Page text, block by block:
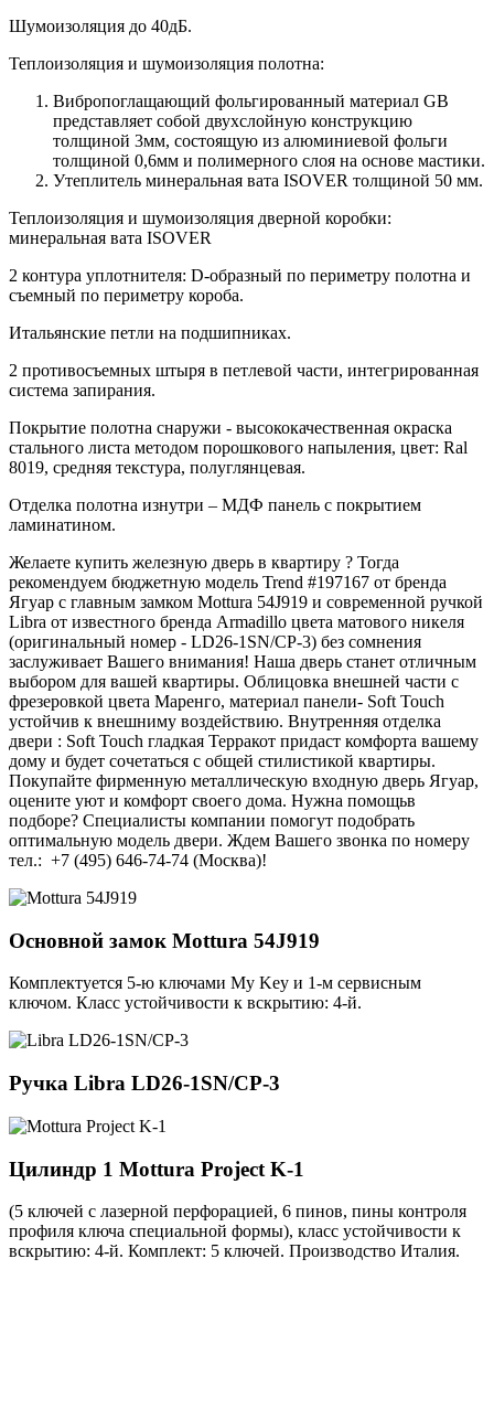
Шумоизоляция до 40дБ.
Теплоизоляция и шумоизоляция полотна:
Вибропоглащающий фольгированный материал GB
представляет собой двухслойную конструкцию
толщиной 3мм, состоящую из алюминиевой фольги
толщиной 0,6мм и полимерного слоя на основе мастики.
Утеплитель минеральная вата ISOVER толщиной 50 мм.
Теплоизоляция и шумоизоляция дверной коробки:
минеральная вата ISOVER
2 контура уплотнителя: D-образный по периметру полотна и
съемный по периметру короба.
Итальянские петли на подшипниках.
2 противосъемных штыря в петлевой части, интегрированная
система запирания.
Покрытие полотна снаружи - высококачественная окраска
стального листа методом порошкового напыления, цвет: Ral
8019, средняя текстура, полуглянцевая.
Отделка полотна изнутри – МДФ панель с покрытием
ламинатином.
Желаете купить железную дверь в квартиру ? Тогда
рекомендуем бюджетную модель Trend #197167 от бренда
Ягуар с главным замком Mottura 54J919 и современной ручкой
Libra от известного бренда Armadillo цвета матового никеля
(оригинальный номер - LD26-1SN/CP-3) без сомнения
заслуживает Вашего внимания! Наша дверь станет отличным
выбором для вашей квартиры. Облицовка внешней части с
фрезеровкой цвета Маренго, материал панели- Soft Touch
устойчив к внешниму воздействию. Внутренняя отделка
двери : Soft Touch гладкая Терракот придаст комфорта вашему
дому и будет сочетаться с общей стилистикой квартиры.
Покупайте фирменную металлическую входную дверь Ягуар,
оцените уют и комфорт своего дома. Нужна помощьв
подборе? Специалисты компании помогут подобрать
оптимальную модель двери. Ждем Вашего звонка по номеру
тел.: +7 (495) 646-74-74 (Москва)!
Основной замок Mottura 54J919
Комплектуется 5-ю ключами My Key и 1-м сервисным
ключом. Класс устойчивости к вскрытию: 4-й.
Ручка Libra LD26-1SN/CP-3
Цилиндр 1 Mottura Project K-1
(5 ключей с лазерной перфорацией, 6 пинов, пины контроля
профиля ключа специальной формы), класс устойчивости к
вскрытию: 4-й. Комплект: 5 ключей. Производство Италия.